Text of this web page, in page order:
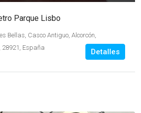
Parque Lisbo
Bellas, Casco Antiguo, Alcorcón,
España
Detalles